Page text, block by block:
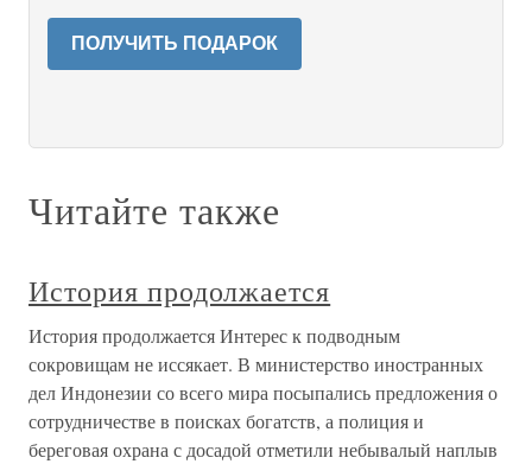
ПОЛУЧИТЬ ПОДАРОК
Читайте также
История продолжается
История продолжается Интерес к подводным
сокровищам не иссякает. В министерство иностранных
дел Индонезии со всего мира посыпались предложения о
сотрудничестве в поисках богатств, а полиция и
береговая охрана с досадой отметили небывалый наплыв